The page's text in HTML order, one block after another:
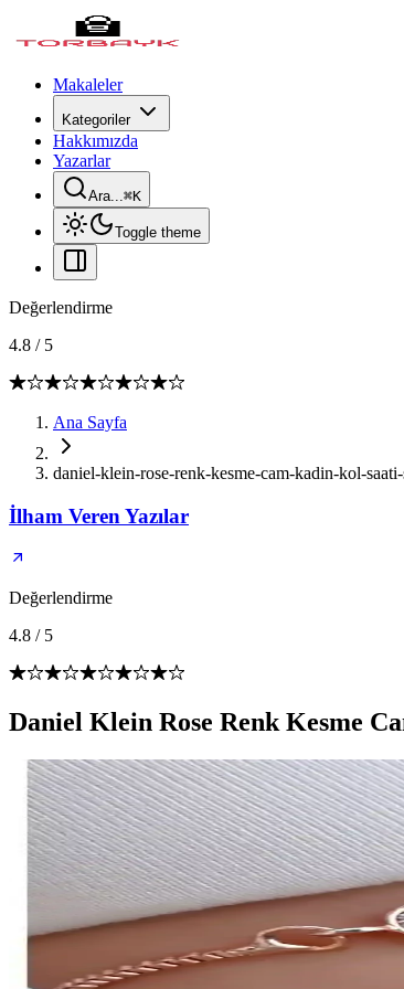
Makaleler
Kategoriler
Hakkımızda
Yazarlar
Ara...⌘K
Toggle theme
Değerlendirme
4.8 / 5
Ana Sayfa
daniel-klein-rose-renk-kesme-cam-kadin-kol-
İlham Veren Yazılar
Değerlendirme
4.8 / 5
Daniel Klein Rose Renk Kesme